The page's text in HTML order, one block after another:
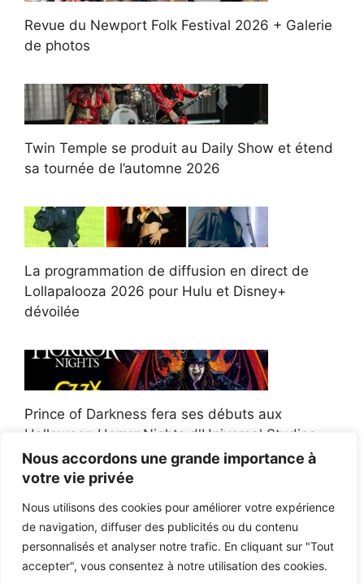
Nous accordons une grande importance à
votre vie privée
Nous utilisons des cookies pour améliorer votre expérience
de navigation, diffuser des publicités ou du contenu
personnalisés et analyser notre trafic. En cliquant sur "Tout
accepter", vous consentez à notre utilisation des cookies.
Revue du Newport Folk Festival 2026 + Galerie
de photos
Twin Temple se produit au Daily Show et étend
sa tournée de l’automne 2026
La programmation de diffusion en direct de
Lollapalooza 2026 pour Hulu et Disney+
dévoilée
Prince of Darkness fera ses débuts aux
Halloween Horror Nights d'Universal Studios
Afroman poursuit un policier de l'Ohio après la
victoire du jury en diffamation